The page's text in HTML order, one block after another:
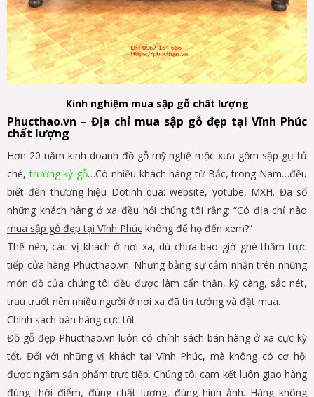
Kinh nghiệm mua sập gỗ chất lượng
Phucthao.vn – Địa chỉ mua sập gỗ đẹp tại Vĩnh Phúc
chất lượng
Hơn 20 năm kinh doanh đồ gỗ mỹ nghệ mộc xưa gồm sập gụ tủ
chè,trường kỷ gỗ…Có nhiều khách hàng từ Bắc, trong Nam…đều
biết đến thương hiệu Dotinh qua: website, yotube, MXH. Đa số
những khách hàng ở xa đều hỏi chúng tôi rằng: “Có địa chỉ nào
mua sập gỗ đẹp tại Vĩnh Phúc không để họ đến xem?”
Thế nên, các vị khách ở nơi xa, dù chưa bao giờ ghé thăm trực
tiếp cửa hàng Phucthao.vn. Nhưng bằng sự cảm nhận trên những
món đồ của chúng tôi đều được làm cẩn thận, kỹ càng, sắc nét,
trau truốt nên nhiều người ở nơi xa đã tin tưởng và đặt mua.
Chính sách bán hàng cực tốt
Đồ gỗ đẹp Phucthao.vn luôn có chính sách bán hàng ở xa cực kỳ
tốt. Đối với những vị khách tại Vĩnh Phúc, mà không có cơ hội
được ngắm sản phẩm trực tiếp. Chúng tôi cam kết luôn giao hàng
đúng thời điểm, đúng chất lượng, đúng hình ảnh. Hàng không